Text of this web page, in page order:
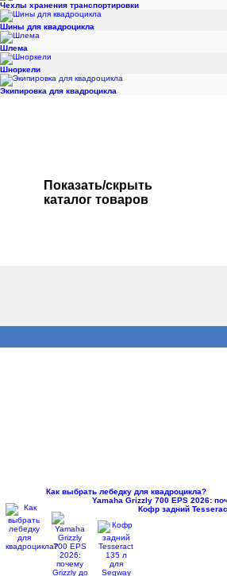
Чехлы хранения транспортировки
Шины для квадроцикла
Шлема
Шноркели
Экипировка для квадроцикла
Показать/скрыть
каталог товаров
Как выбрать лебедку для квадроцикла?
Yamaha Grizzly 700 EPS 2026:
Кофр задний